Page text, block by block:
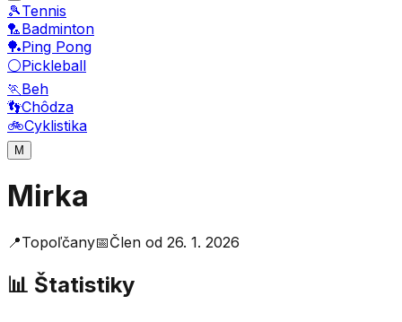
🎾Tennis
🏸Badminton
🏓Ping Pong
⚪Pickleball
🏃Beh
👣Chôdza
🚲Cyklistika
M
Mirka
📍Topoľčany📅Člen od 26. 1. 2026
📊 Štatistiky